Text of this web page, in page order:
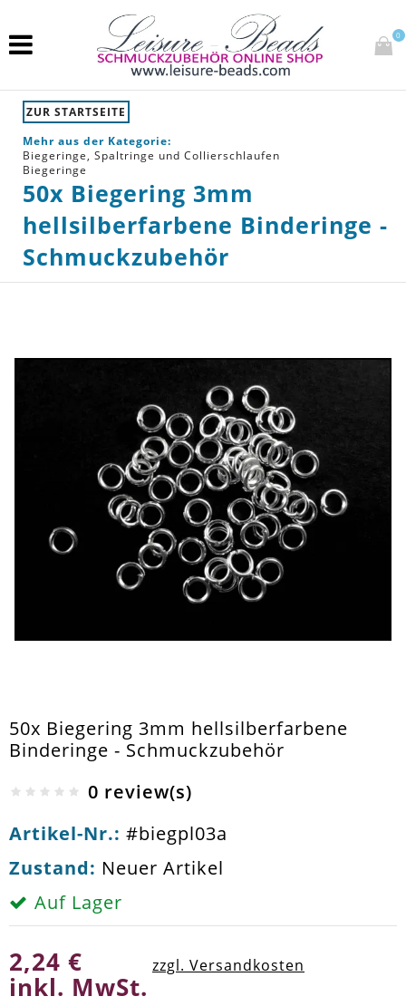
0
ZUR STARTSEITE
Mehr aus der Kategorie:
Biegeringe, Spaltringe und Collierschlaufen
Biegeringe
50x Biegering 3mm
hellsilberfarbene Binderinge -
Schmuckzubehör
50x Biegering 3mm hellsilberfarbene
Binderinge - Schmuckzubehör
0 review(s)
Artikel-Nr.: #biegpl03a
Zustand: Neuer Artikel
Auf Lager
2,24 €
inkl. MwSt.
zzgl. Versandkosten